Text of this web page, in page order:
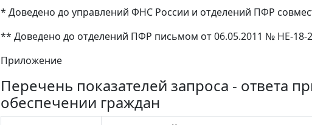
* Доведено до управлений ФНС России и отделений ПФР
** Доведено до отделений ПФР письмом от 06.05.2011 № НЕ-18-
Приложение
Перечень показателей запроса - ответа
обеспечении граждан